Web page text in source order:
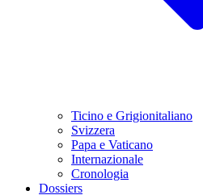
Ticino e Grigionitaliano
Svizzera
Papa e Vaticano
Internazionale
Cronologia
Dossiers